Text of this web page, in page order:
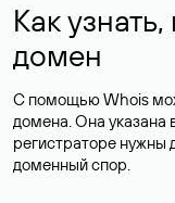
Как
домен
С помощью Whois
домена. Она указана
регистраторе нужны
доменный спор.